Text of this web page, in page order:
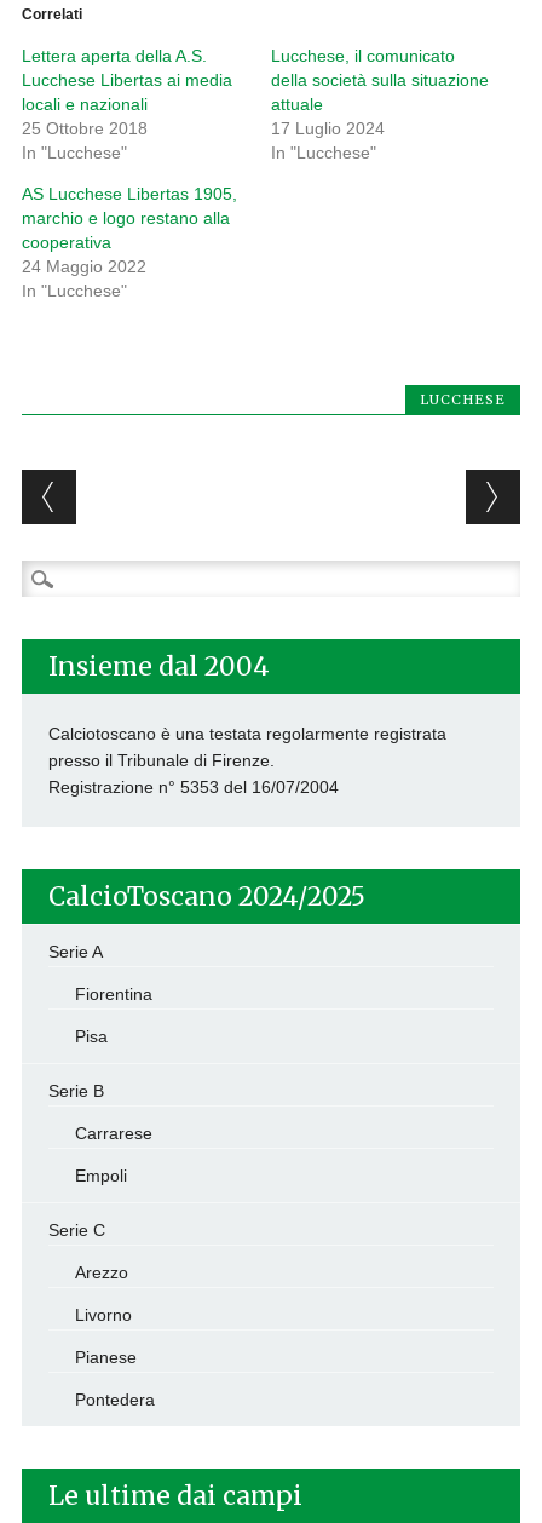
Correlati
Lettera aperta della A.S.
Lucchese Libertas ai media
locali e nazionali
25 Ottobre 2018
In "Lucchese"
Lucchese, il comunicato
della società sulla situazione
attuale
17 Luglio 2024
In "Lucchese"
AS Lucchese Libertas 1905,
marchio e logo restano alla
cooperativa
24 Maggio 2022
In "Lucchese"
LUCCHESE
Post navigation
Ricerca
per:
Insieme dal 2004
Calciotoscano è una testata regolarmente registrata
presso il Tribunale di Firenze.
Registrazione n° 5353 del 16/07/2004
CalcioToscano 2024/2025
Serie A
Fiorentina
Pisa
Serie B
Carrarese
Empoli
Serie C
Arezzo
Livorno
Pianese
Pontedera
Le ultime dai campi